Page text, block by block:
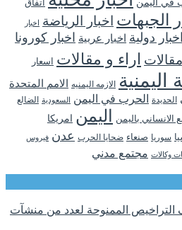
في اليمن
اتفاق
الجبهات اخبار الرياضة اخبار
اخبار دولية اخبار عربية اخبار كورونا
اراء و مقالات اسعار
اليمنية الازمه اليمنيه الامم المتحدة
الحديدة الحرب في اليمن السعودية الضالع
الانساني باليمن اليمن امريكا
سوريا صنعاء ضحايا الحرب عدن فيروس
وكالات مجتمع مدني